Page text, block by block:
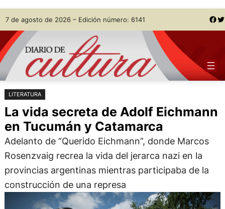
Saltar
al
contenido
Skip
to
content
7 de agosto de 2026 – Edición número: 6141 Facebook Twitter
LITERATURA
La vida secreta de Adolf Eichmann
en Tucumán y Catamarca
Adelanto de “Querido Eichmann”, donde Marcos
Rosenzvaig recrea la vida del jerarca nazi en la
provincias argentinas mientras participaba de la
construcción de una represa